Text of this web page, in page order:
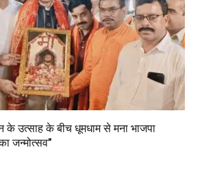
के उत्साह के बीच धूमधाम से मना भाजपा
जन्मोत्सव”